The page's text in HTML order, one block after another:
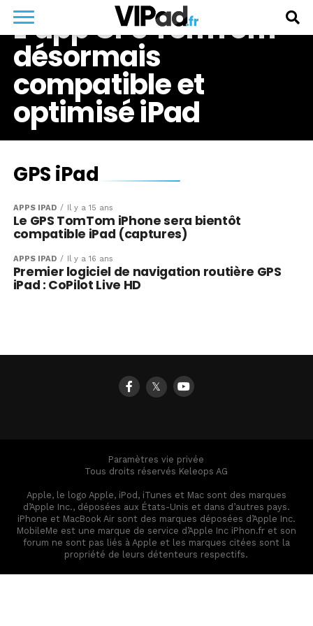
L’app GPS TomTom
désormais
compatible et
optimisé iPad
GPS iPad
APPS IPAD Il y a 15 ans
Le GPS TomTom iPhone sera bientôt
compatible iPad (captures)
APPS IPAD Il y a 16 ans
Premier logiciel de navigation routière GPS
iPad : CoPilot Live HD
𝕏
Paramètres vie privée
Tous droits réservés Keleops AG
Apple, le logo Apple, iPod, iTunes et Mac sont des marques
d’Apple Inc., déposées aux États-Unis et dans d’autres pays.
iPhone et MacBook Air sont des marques déposées d’Apple Inc.
MobileMe est une marque de service d’Apple Inc iPhon.fr et son
forum ne sont pas liés à Apple et les marques citées sont la
propriété de leurs détenteurs respectifs.